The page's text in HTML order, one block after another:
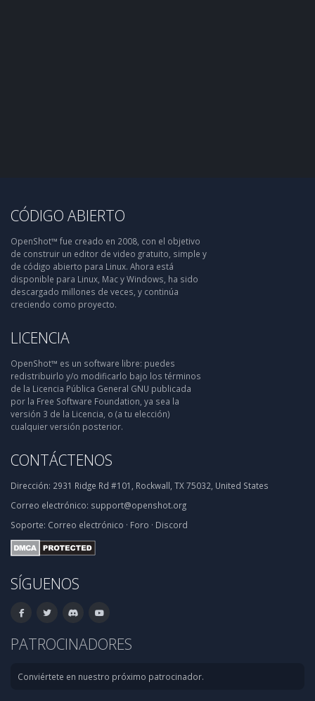
CÓDIGO ABIERTO
OpenShot™ fue creado en 2008, con el objetivo
de construir un editor de video gratuito, simple y
de código abierto para Linux. Ahora está
disponible para Linux, Mac y Windows, ha sido
descargado millones de veces, y continúa
creciendo como proyecto.
LICENCIA
OpenShot™ es un software libre: puedes
redistribuirlo y/o modificarlo bajo los términos
de la Licencia Pública General GNU publicada
por la Free Software Foundation, ya sea la
versión 3 de la Licencia, o (a tu elección)
cualquier versión posterior.
CONTÁCTENOS
Dirección: 2931 Ridge Rd #101, Rockwall, TX 75032, United States
Correo electrónico: support@openshot.org
Soporte: Correo electrónico · Foro · Discord
SÍGUENOS
PATROCINADORES
Conviértete en nuestro próximo patrocinador.